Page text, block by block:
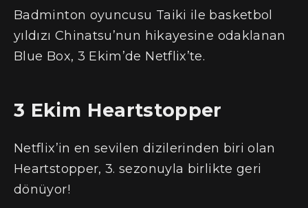
Badminton oyuncusu Taiki ile basketbol
yıldızı Chinatsu’nun hikayesine odaklanan
Blue Box, 3 Ekim’de Netflix’te.
3 Ekim Heartstopper
Netflix’in en sevilen dizilerinden biri olan
Heartstopper, 3. sezonuyla birlikte geri
dönüyor!